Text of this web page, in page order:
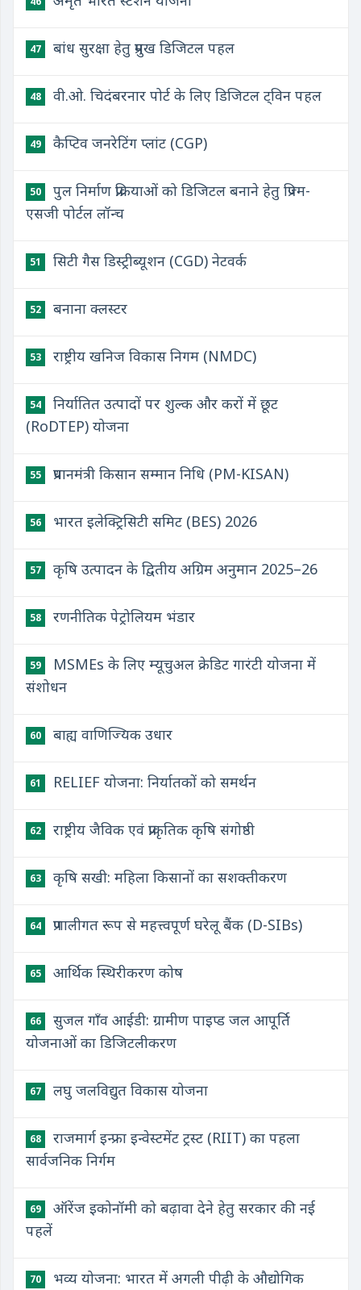
47 बांध सुरक्षा हेतु प्रमुख डिजिटल पहल
48 वी.ओ. चिदंबरनार पोर्ट के लिए डिजिटल ट्विन पहल
49 कैप्टिव जनरेटिंग प्लांट (CGP)
50
पुल निर्माण प्रक्रियाओं को डिजिटल बनाने हेतु प्रिज्म-
एसजी पोर्टल लॉन्च
51 सिटी गैस डिस्ट्रीब्यूशन (CGD) नेटवर्क
52 बनाना क्लस्टर
53 राष्ट्रीय खनिज विकास निगम (NMDC)
54
निर्यातित उत्पादों पर शुल्क और करों में छूट
(RoDTEP) योजना
55 प्रधानमंत्री किसान सम्मान निधि (PM-KISAN)
56 भारत इलेक्ट्रिसिटी समिट (BES) 2026
57 कृषि उत्पादन के द्वितीय अग्रिम अनुमान 2025–26
58 रणनीतिक पेट्रोलियम भंडार
59
MSMEs के लिए म्यूचुअल क्रेडिट गारंटी योजना में
संशोधन
60 बाह्य वाणिज्यिक उधार
61 RELIEF योजना: निर्यातकों को समर्थन
62 राष्ट्रीय जैविक एवं प्राकृतिक कृषि संगोष्ठी
63 कृषि सखी: महिला किसानों का सशक्तीकरण
64 प्रणालीगत रूप से महत्त्वपूर्ण घरेलू बैंक (D-SIBs)
65 आर्थिक स्थिरीकरण कोष
66
सुजल गाँव आईडी: ग्रामीण पाइप्ड जल आपूर्ति
योजनाओं का डिजिटलीकरण
67 लघु जलविद्युत विकास योजना
68
राजमार्ग इन्फ्रा इन्वेस्टमेंट ट्रस्ट (RIIT) का पहला
सार्वजनिक निर्गम
69
ऑरेंज इकोनॉमी को बढ़ावा देने हेतु सरकार की नई
पहलें
70
भव्य योजना: भारत में अगली पीढ़ी के औद्योगिक